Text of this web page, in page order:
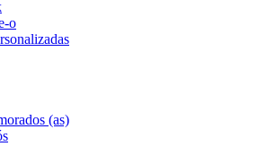
o
(as)